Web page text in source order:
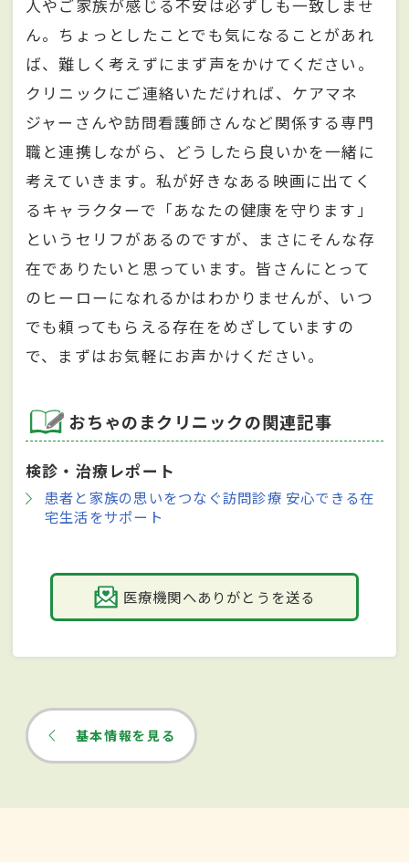
人やご家族が感じる不安は必ずしも一致しませ
ん。ちょっとしたことでも気になることがあれ
ば、難しく考えずにまず声をかけてください。
クリニックにご連絡いただければ、ケアマネ
ジャーさんや訪問看護師さんなど関係する専門
職と連携しながら、どうしたら良いかを一緒に
考えていきます。私が好きなある映画に出てく
るキャラクターで「あなたの健康を守ります」
というセリフがあるのですが、まさにそんな存
在でありたいと思っています。皆さんにとって
のヒーローになれるかはわかりませんが、いつ
でも頼ってもらえる存在をめざしていますの
で、まずはお気軽にお声かけください。
おちゃのまクリニックの関連記事
検診・治療レポート
患者と家族の思いをつなぐ訪問診療 安心できる在
宅生活をサポート
医療機関へありがとうを送る
基本情報を見る